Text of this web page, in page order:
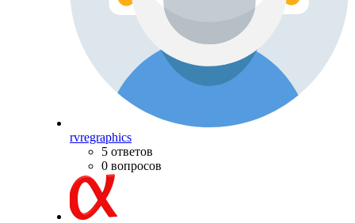
rvregraphics
5 ответов
0 вопросов